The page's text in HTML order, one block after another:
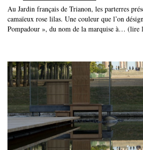
Au Jardin français de Trianon, les parterres
camaïeux rose lilas. Une couleur que l’on
Pompadour », du nom de la marquise à… (lire